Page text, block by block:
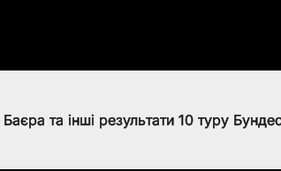
та інші результати 10 туру